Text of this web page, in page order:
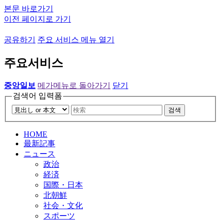
본문 바로가기
이전 페이지로 가기
공유하기 주요 서비스 메뉴 열기
주요서비스
중앙일보 메가메뉴로 돌아가기
닫기
검색어 입력폼
검색
HOME
最新記事
ニュース
政治
経済
国際・日本
北朝鮮
社会・文化
スポーツ